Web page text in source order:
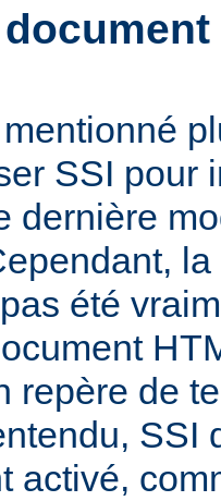
SSI pour
dernière
été
repère de
SSI
activé,